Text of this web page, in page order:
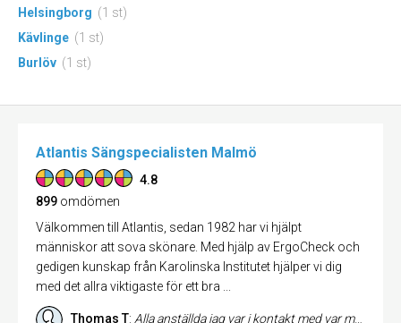
Helsingborg (1 st)
Kävlinge (1 st)
Burlöv (1 st)
Atlantis Sängspecialisten Malmö
4.8
899 omdömen
Välkommen till Atlantis, sedan 1982 har vi hjälpt
människor att sova skönare. Med hjälp av ErgoCheck och
gedigen kunskap från Karolinska Institutet hjälper vi dig
med det allra viktigaste för ett bra ...
Thomas T: Alla anställda jag var i kontakt med var mycket professionella, trevliga och tillmötesgående. Leveransen gick väldigt smidigt och sängen är fantastisk! Blev rekommenderad Atlantis av flera vänner och jag kan numera absolut rekommendera Atlantis också.